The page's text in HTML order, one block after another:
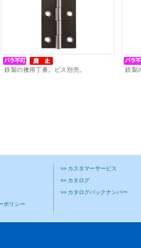
鉄製の襖用丁番。ビス別売。 鉄製
ポリシー
>> カスタマーサービス
>> カタログ
>> カタログバックナンバー